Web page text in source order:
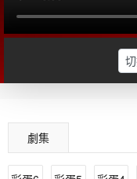
劇集